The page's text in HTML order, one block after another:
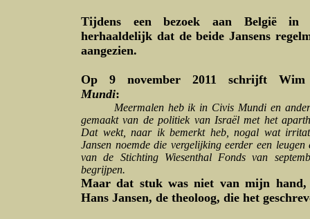
Tijdens een bezoek aan België in
herhaaldelijk dat de beide Jansens
aangezien.
Op 9 november 2011 schrijft
Mundi:
Meermalen heb ik in Civis Mundi en andere
gemaakt van de politiek van Israël met het
Dat wekt, naar ik bemerkt heb, nogal wat
Jansen noemde die vergelijking eerder een
van de Stichting Wiesenthal Fonds van
begrijpen.
Maar dat stuk was niet van mijn hand,
Hans Jansen, de theoloog, die het